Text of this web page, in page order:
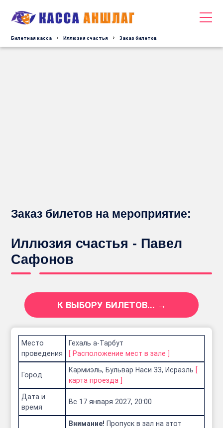
Билетная касса Иллюзия счастья Заказ билетов
Заказ билетов на мероприятие:
Иллюзия счастья - Павел
Сафонов
К ВЫБОРУ БИЛЕТОВ... →
Место
проведения
Гехаль а-Тарбут
[ Расположение мест в зале
Город
Кармиэль, Бульвар Наси 33, Исраэль [
карта проезда
Дата и
время
Вс 17 января 2027, 20:00
Внимание! Пропуск в зал на этот